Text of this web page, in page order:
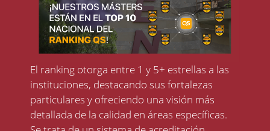
El ranking otorga entre 1 y 5+ estrellas a las
instituciones, destacando sus fortalezas
particulares y ofreciendo una visión más
detallada de la calidad en áreas específicas.